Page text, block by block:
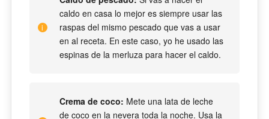
caldo en casa lo mejor es siempre usar las
raspas del mismo pescado que vas a usar
en al receta. En este caso, yo he usado las
espinas de la merluza para hacer el caldo.
Crema de coco: Mete una lata de leche
de coco en la nevera toda la noche. Usa la